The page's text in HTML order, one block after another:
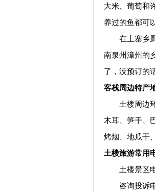
大米、葡萄和
养过的鱼都可
在上寨乡厨
南泉州漳州的
了，没预订的
客栈周边特产
土楼周边环
木耳、笋干、
烤烟、地瓜干
土楼旅游常用
土楼景区电
咨询投诉电